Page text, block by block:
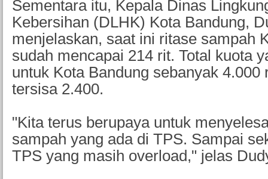
Sementara itu, Kepala Dinas
Kebersihan (DLHK) Kota Bandung,
menjelaskan, saat ini ritase sampah
sudah mencapai 214 rit. Total kuota
untuk Kota Bandung sebanyak 4.000
tersisa 2.400.
"Kita terus berupaya untuk
sampah yang ada di TPS. Sampai
TPS yang masih overload," jelas